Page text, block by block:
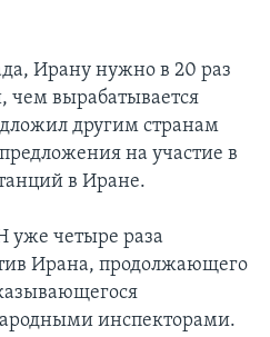
Ирану нужно в 20 раз
чем вырабатывается
другим странам
на участие в
в Иране.
уже четыре раза
Ирана, продолжающего
инспекторами.